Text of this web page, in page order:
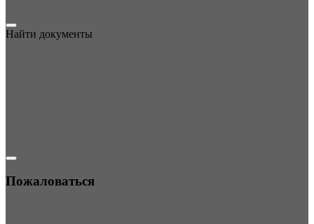
Найти документы
Пожаловаться